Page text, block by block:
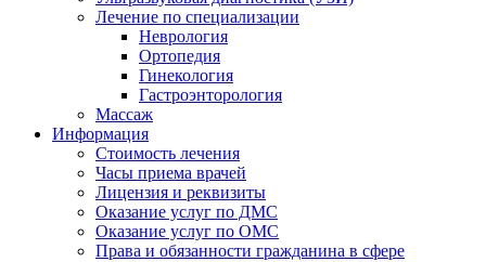
Лечение по специализации
Неврология
Ортопедия
Гинекология
Гастроэнторология
Массаж
Информация
Стоимость лечения
Часы приема врачей
Лицензия и реквизиты
Оказание услуг по ДМС
Оказание услуг по ОМС
Права и обязанности гражданина в сфере